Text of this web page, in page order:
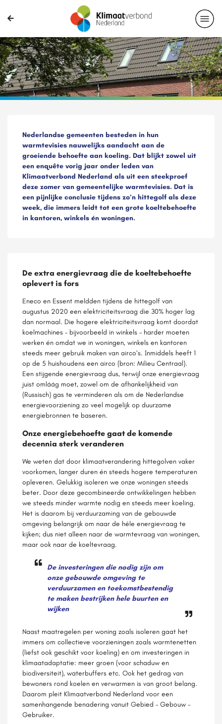
Nederlandse gemeenten besteden in hun
warmtevisies nauwelijks aandacht aan de
groeiende behoefte aan koeling. Dat blijkt zowel uit
een enquête vorig jaar onder leden van
Klimaatverbond Nederland als uit een steekproef
deze zomer van gemeentelijke warmtevisies. Dat is
een pijnlijke conclusie tijdens zo’n hittegolf als deze
week, die immers leidt tot een grote koeltebehoefte
in kantoren, winkels én woningen.
De extra energievraag die de koeltebehoefte
oplevert is fors
Eneco en Essent meldden tijdens de hittegolf van
augustus 2020 een elektriciteitsvraag die 30% hoger lag
dan normaal. Die hogere elektriciteitsvraag komt doordat
koelmachines – bijvoorbeeld in winkels – harder moeten
werken én omdat we in woningen, winkels en kantoren
steeds meer gebruik maken van airco’s. Inmiddels heeft 1
op de 5 huishoudens een airco (bron: Milieu Centraal).
Een stijgende energievraag dus, terwijl onze energievraag
juist omláág moet, zowel om de afhankelijkheid van
(Russisch) gas te verminderen als om de Nederlandse
energievoorziening zo veel mogelijk op duurzame
energiebronnen te baseren.
Onze energiebehoefte gaat de komende
decennia sterk veranderen
We weten dat door klimaatverandering hittegolven vaker
voorkomen, langer duren én steeds hogere temperaturen
opleveren. Gelukkig isoleren we onze woningen steeds
beter. Door deze gecombineerde ontwikkelingen hebben
we steeds minder warmte nodig en steeds meer koeling.
Het is daarom bij verduurzaming van de gebouwde
omgeving belangrijk om naar de héle energievraag te
kijken; dus niet alleen naar de warmtevraag van woningen,
maar ook naar de koeltevraag.
De investeringen die nodig zijn om
onze gebouwde omgeving te
verduurzamen en toekomstbestendig
te maken bestrijken hele buurten en
wijken
Naast maatregelen per woning zoals isoleren gaat het
immers om collectieve voorzieningen zoals warmtenetten
(liefst ook geschikt voor koeling) en om investeringen in
klimaatadaptatie: meer groen (voor schaduw en
biodiversiteit), waterbuffers etc. Ook het gedrag van
bewoners rond koelen en verwarmen is van groot belang.
Daarom pleit Klimaatverbond Nederland voor een
samenhangende benadering vanuit Gebied – Gebouw –
Gebruiker.